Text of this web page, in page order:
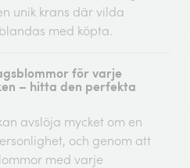
unik krans där vilda
med köpta.
för varje
– hitta den perfekta
avslöja mycket om en
och genom att
med varje